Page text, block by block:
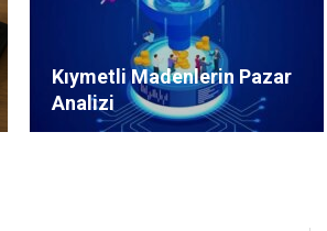
Kıymetli Madenlerin Pazar
Analizi